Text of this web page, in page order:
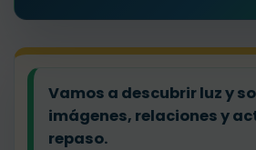
Vamos a descubrir luz y
imágenes, relaciones y
repaso.